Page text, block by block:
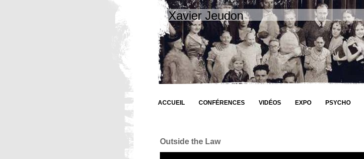
Xavier Jeudon
ACCUEIL CONFÉRENCES VIDÉOS EXPO PSYCHO
Outside the Law